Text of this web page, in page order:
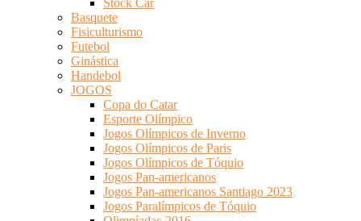
Stock Car
Basquete
Fisiculturismo
Futebol
Ginástica
Handebol
JOGOS
Copa do Catar
Esporte Olímpico
Jogos Olímpicos de Inverno
Jogos Olímpicos de Paris
Jogos Olímpicos de Tóquio
Jogos Pan-americanos
Jogos Pan-americanos Santiago 2023
Jogos Paralímpicos de Tóquio